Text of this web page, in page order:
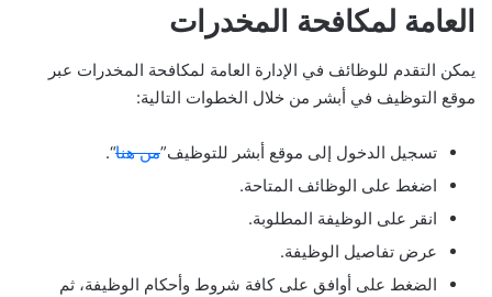
العامة لمكافحة المخدرات
يمكن التقدم للوظائف في الإدارة العامة لمكافحة المخدرات عبر
موقع التوظيف في أبشر من خلال الخطوات التالية:
تسجيل الدخول إلى موقع أبشر للتوظيف”من هنا“.
اضغط على الوظائف المتاحة.
انقر على الوظيفة المطلوبة.
عرض تفاصيل الوظيفة.
الضغط على أوافق على كافة شروط وأحكام الوظيفة، ثم